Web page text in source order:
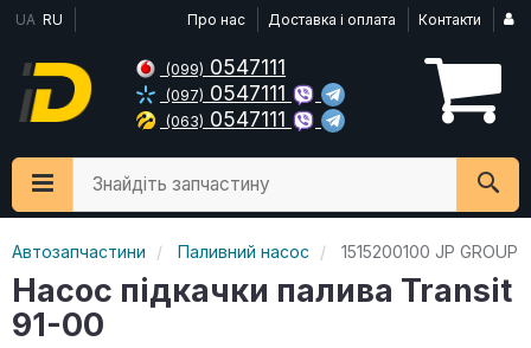
UA RU Про нас Доставка і оплата Контакти
(099) 0547111
(097) 0547111
(063) 0547111
Знайдіть запчастину
Автозапчастини Паливний насос 1515200100 JP GROUP
Насос підкачки палива Transit
91-00